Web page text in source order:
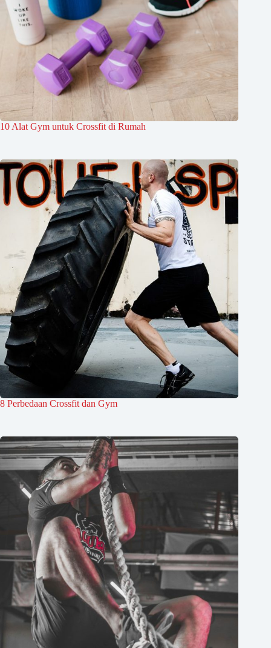
10 Alat Gym untuk Crossfit di Rumah
8 Perbedaan Crossfit dan Gym